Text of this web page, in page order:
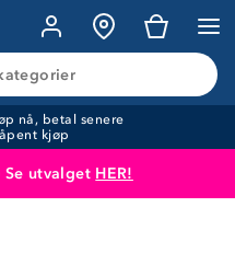
nå, betal senere
kjøp
Se utvalget HER!